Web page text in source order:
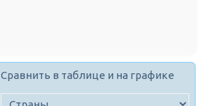
Сравнить в таблице и на графике